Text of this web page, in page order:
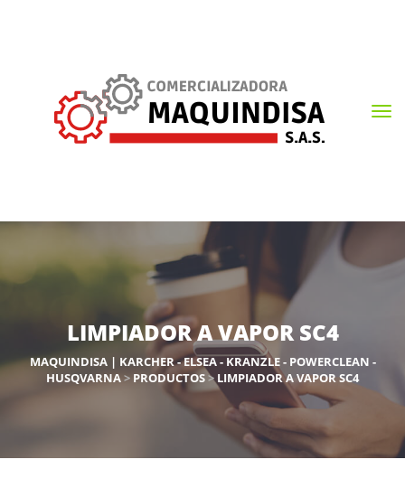
LIMPIADOR A VAPOR SC4
MAQUINDISA | KARCHER - ELSEA - KRANZLE - POWERCLEAN -
HUSQVARNA> PRODUCTOS>LIMPIADOR A VAPOR SC4